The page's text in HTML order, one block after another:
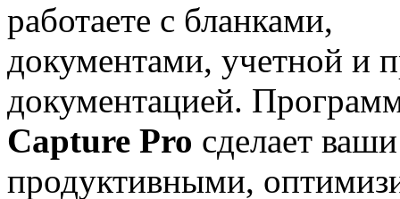
работаете с бланками,
документами, учетной и
документацией.
Capture Pro сделает
продуктивными,